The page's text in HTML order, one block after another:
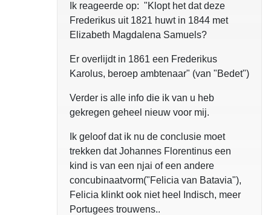
Ik reageerde op: "Klopt het dat deze
Frederikus uit 1821 huwt in 1844 met
Elizabeth Magdalena Samuels?
Er overlijdt in 1861 een Frederikus
Karolus, beroep ambtenaar" (van "Bedet")
Verder is alle info die ik van u heb
gekregen geheel nieuw voor mij.
Ik geloof dat ik nu de conclusie moet
trekken dat Johannes Florentinus een
kind is van een njai of een andere
concubinaatvorm("Felicia van Batavia"),
Felicia klinkt ook niet heel Indisch, meer
Portugees trouwens..